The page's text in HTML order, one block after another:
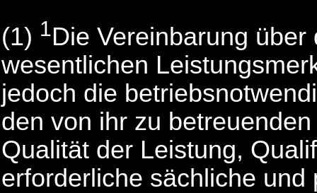
(1) 1Die Vereinbarung
wesentlichen
jedoch die
den von ihr zu
Qualität der Leistung,
erforderliche sächliche